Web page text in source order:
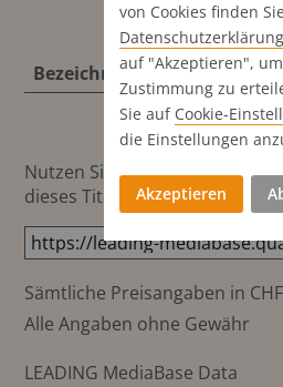
Bezeichnung
Nutzen Sie diesen Button um
dieses Titels direkt in die
Sämtliche Preisangaben in CHF
Alle Angaben ohne Gewähr
LEADING MediaBase Data
von Cookies finden
Datenschutz­erklärung
auf "Akzeptieren",
Zustimmung zu
Sie auf Cookie-
die Einstellungen
Akzeptieren